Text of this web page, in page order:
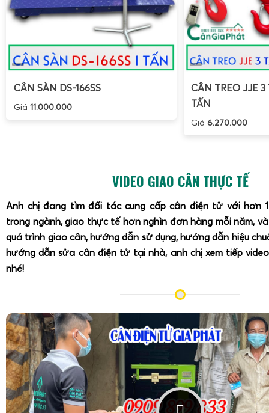
CÂN SÀN DS-166SS
Giá 11.000.000
CÂN TREO JJE
TẤN
Giá6.270.000
VIDEO GIAO CÂN THỰC TẾ
Anh chị đang tìm đối tác cung cấp cân điện tử với hơn
trong ngành, giao thực tế hơn nghìn đơn hàng mỗi năm,
quá trình giao cân, hướng dẫn sử dụng, hướng dẫn hiệu
hướng dẫn sửa cân điện tử tại nhà, anh chị xem tiếp
nhé!